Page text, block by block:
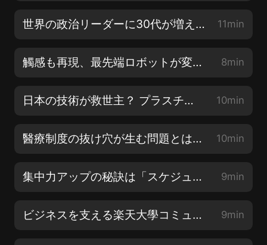
世界の政治リーダーに30代が増えている理由（中谷一馬） 11min
觸感も再現、最先端ロボットが変える「働き方」（牧野 泰才 ） 8min
日本の技術が救世主？ プラスチックの環境問題（齊藤 三希子） 10min
醫療制度の抜け穴が生む問題とは？（山本左近） 10min
集中力アップの秘訣は「スケジュール管理」にあり（井上 一鷹） 9min
ビジネスを支える楽天大學コミュニティとは？（藤野 英人） 9min